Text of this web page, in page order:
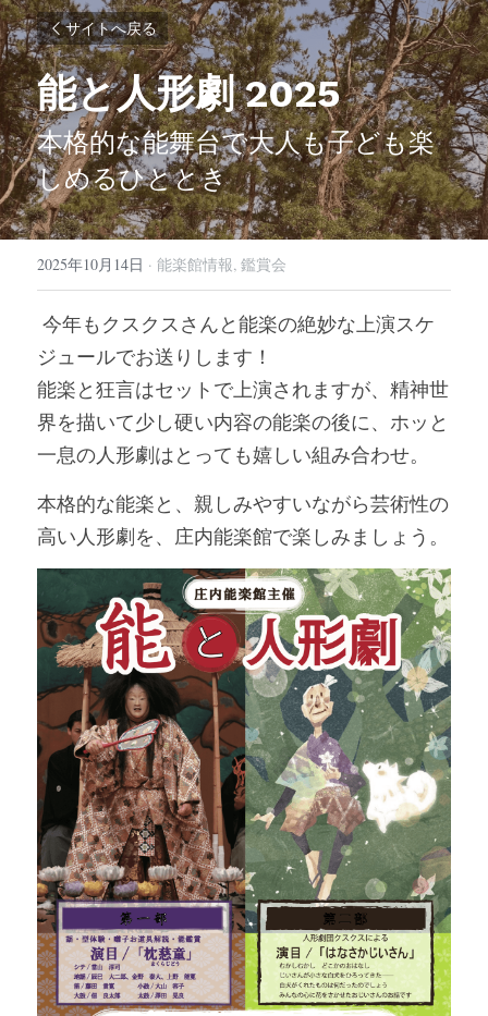
サイトへ戻る
能と人形劇 2025
本格的な能舞台で大人も子ども楽
しめるひととき
2025年10月14日 · 能楽館情報, 鑑賞会
ジュールでお送りします！
能楽と狂言はセットで上演されますが、精神世
界を描いて少し硬い内容の能楽の後に、ホッと
一息の人形劇はとっても嬉しい組み合わせ。
本格的な能楽と、親しみやすいながら芸術性の
高い人形劇を、庄内能楽館で楽しみましょう。